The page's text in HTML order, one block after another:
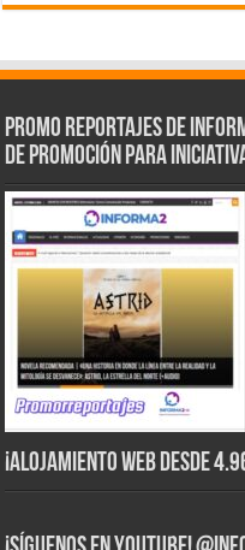
Promo Reportajes de
de Promoción para
¡Alojamiento web Desde